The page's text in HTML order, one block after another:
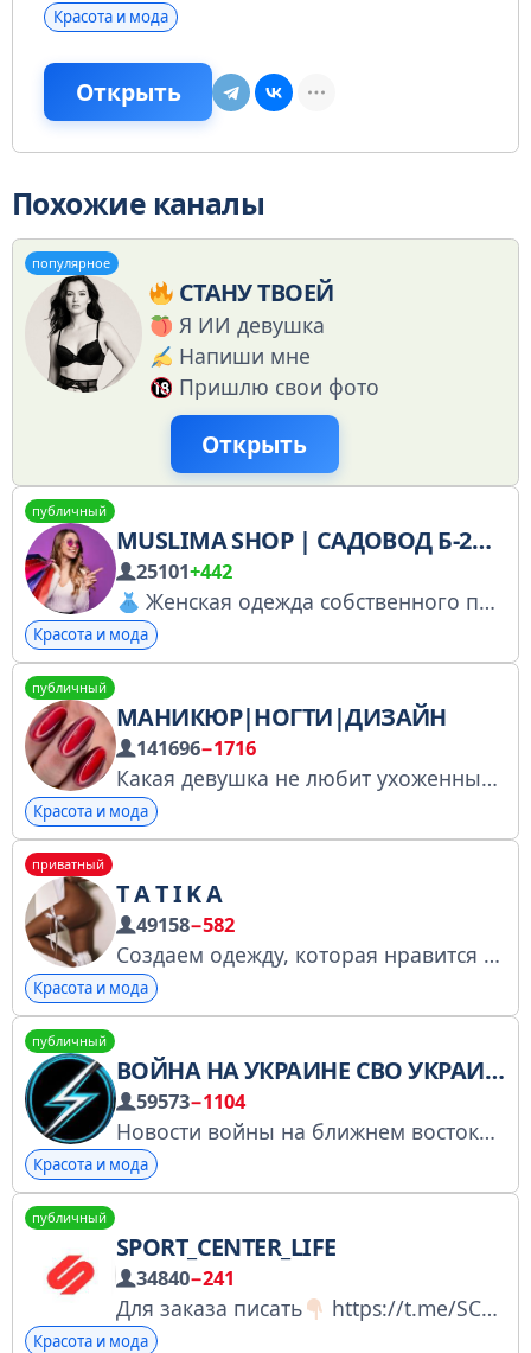
Красота и мода
Открыть
Похожие каналы
популярное
СТАНУ ТВОЕЙ
Я ИИ девушка
Напиши мне
Пришлю свои фото
Открыть
публичный
MUSLIMA SHOP | САДОВОД Б-2Д-91 | ЖЕНСКАЯ ОДЕЖДА
25101+442
Женская одежда собственного производства
Красота и мода
публичный
МАНИКЮР|НОГТИ|ДИЗАЙН
141696−1716
Какая девушка не любит ухоженные ручки? Мы делимся лучшими идеями
Красота и мода
приватный
T A T I K A
49158−582
Создаем одежду, которая нравится не только тебе, но и ему) Дарю 500 бонусов — https://clck.ru/3GXSYE Телеграм-чат — https://salebot.site/tg_cnanell_1 Сайт-каталог T A T I K A — https://clck.ru/3GXSVj
Красота и мода
публичный
ВОЙНА НА УКРАИНЕ СВО УКРАИНА
59573−1104
Новости войны на ближнем востоке Реклама: @novosty_kanaly
Красота и мода
публичный
SPORT_CENTER_LIFE
34840−241
Для заказа писать https://t.me/SC_KIZ Сеть магазинов г. Кизляр ~ •Доценко 1 | пер. Рыбный 15
Красота и мода